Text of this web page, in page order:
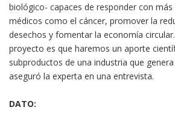
biológico- capaces de responder con
médicos como el cáncer, promover la
desechos y fomentar la economía
proyecto es que haremos un aporte
subproductos de una industria que
aseguró la experta en una entrevista.
DATO: